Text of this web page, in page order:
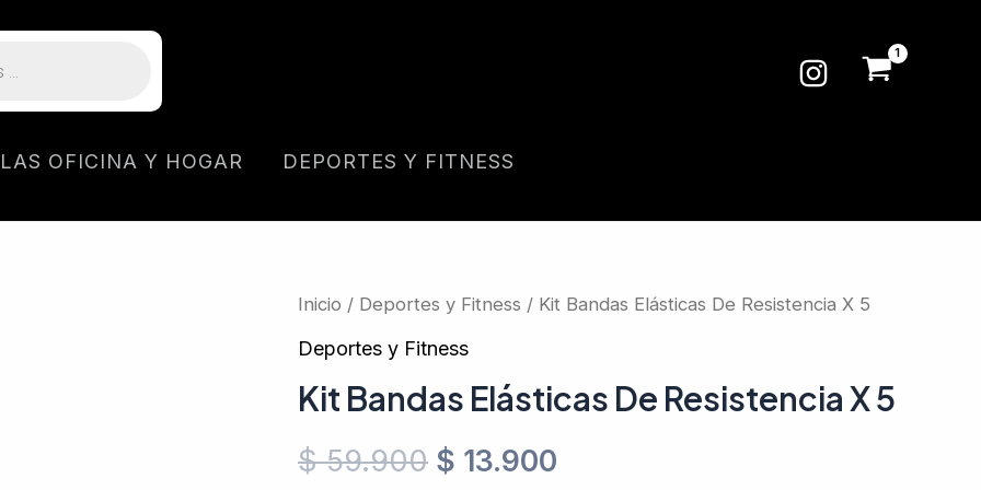
OFICINA Y HOGAR
DEPORTES Y FITNESS
Inicio / Deportes y Fitness / Kit Bandas Elásticas De Resistencia X 5
Deportes y Fitness
Kit Bandas Elásticas De Resistencia X 5
$59.900 $ 13.900